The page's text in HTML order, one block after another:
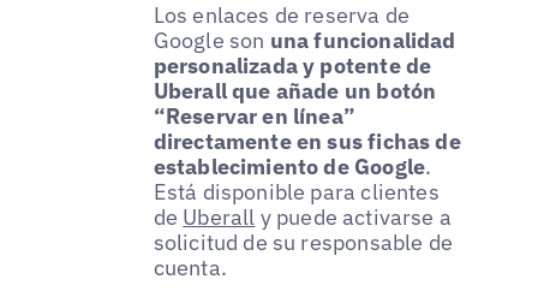
Los enlaces de reserva de
Google son una funcionalidad
personalizada y potente de
Uberall que añade un botón
“Reservar en línea”
directamente en sus fichas de
establecimiento de Google.
Está disponible para clientes
de Uberall y puede activarse a
solicitud de su responsable de
cuenta.